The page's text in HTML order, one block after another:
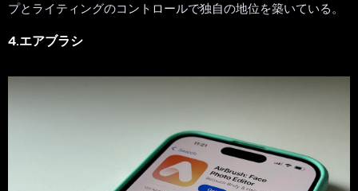
プとライティングのコントロールで独自の地位を築いている。
4.エアブラシ